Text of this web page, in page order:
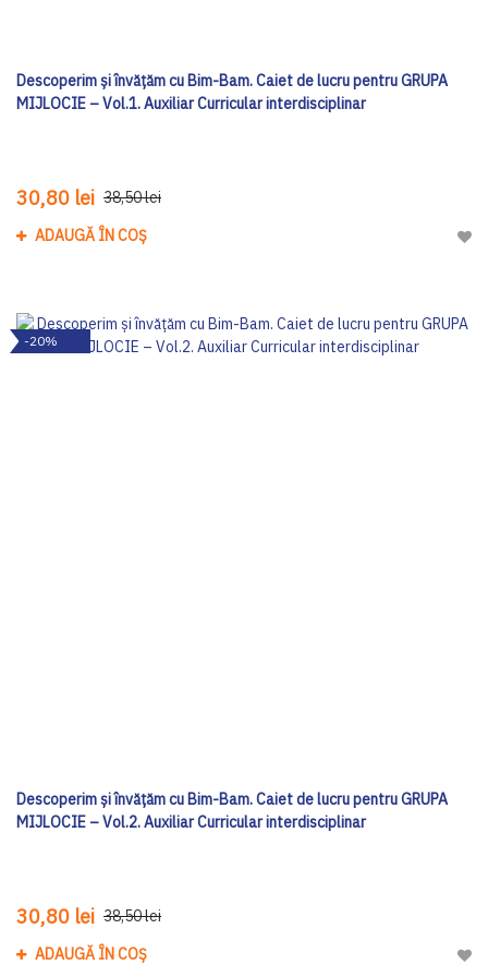
Descoperim și învățăm cu Bim-Bam. Caiet de lucru pentru GRUPA
MIJLOCIE – Vol.1. Auxiliar Curricular interdisciplinar
30,80 lei 38,50 lei
ADAUGĂ ÎN COȘ
-20%
Descoperim și învățăm cu Bim-Bam. Caiet de lucru pentru GRUPA
MIJLOCIE – Vol.2. Auxiliar Curricular interdisciplinar
30,80 lei 38,50 lei
ADAUGĂ ÎN COȘ